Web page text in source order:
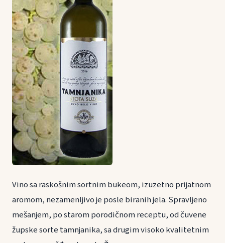
Vino sa raskošnim sortnim bukeom, izuzetno prijatnom
aromom, nezamenljivo je posle biranih jela. Spravljeno
mešanjem, po starom porodičnom receptu, od čuvene
župske sorte tamnjanika, sa drugim visoko kvalitetnim